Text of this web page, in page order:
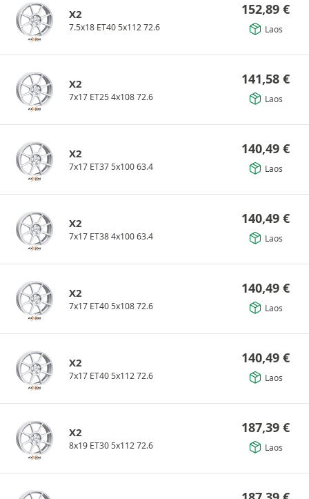
X2
7.5x18 ET40 5x112 72.6
152,89 €
Laos
X2
7x17 ET25 4x108 72.6
141,58 €
Laos
X2
7x17 ET37 5x100 63.4
140,49 €
Laos
X2
7x17 ET38 4x100 63.4
140,49 €
Laos
X2
7x17 ET40 5x108 72.6
140,49 €
Laos
X2
7x17 ET40 5x112 72.6
140,49 €
Laos
X2
8x19 ET30 5x112 72.6
187,39 €
Laos